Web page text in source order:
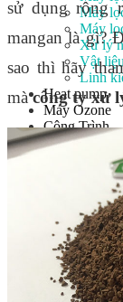
Máy
Máy
Xử lý
Vật
Linh
Heat pump
Máy Ozone
Công Trình
Blog
Kiến
Tư
Tìm
Tìm
sử dụng rộng
mangan là gì?
sao thì hãy
màcông ty xử